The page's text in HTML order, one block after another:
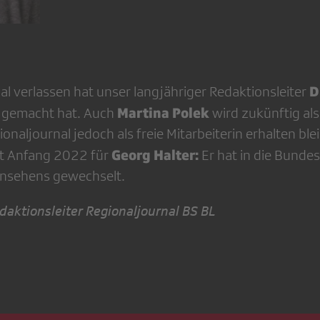
verlassen hat unser langjähriger Redaktionsleiter
hat. Auch Martina Polek wird zukünftig
jedoch als freie Mitarbeiterin erhalten
Anfang 2022 für Georg Halter: Er hat in die
gewechselt.
Regionaljournal BS BL